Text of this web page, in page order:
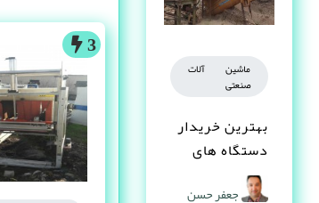
ماشین آلات
صنعتی
بهترین خریدار
دستگاه های
دست دوم
جعفر حسن
3